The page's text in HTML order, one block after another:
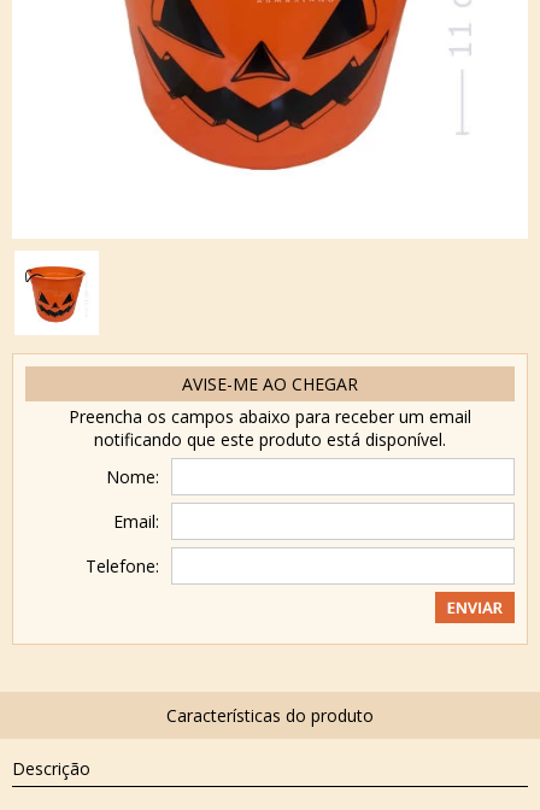
AVISE-ME AO CHEGAR
Preencha os campos abaixo para receber um email
notificando que este produto está disponível.
Nome:
Email:
Telefone:
Descrição